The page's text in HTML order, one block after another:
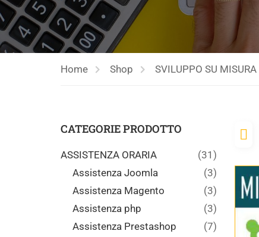
Home Shop SVILUPPO SU MISURA
CATEGORIE PRODOTTO
ASSISTENZA ORARIA
(31)
Assistenza Joomla
(3)
Assistenza Magento
(3)
Assistenza php
(3)
Assistenza Prestashop
(7)